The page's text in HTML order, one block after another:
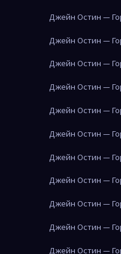
Джейн Остин —
Джейн Остин —
Джейн Остин —
Джейн Остин —
Джейн Остин —
Джейн Остин —
Джейн Остин —
Джейн Остин —
Джейн Остин —
Джейн Остин —
Джейн Остин —